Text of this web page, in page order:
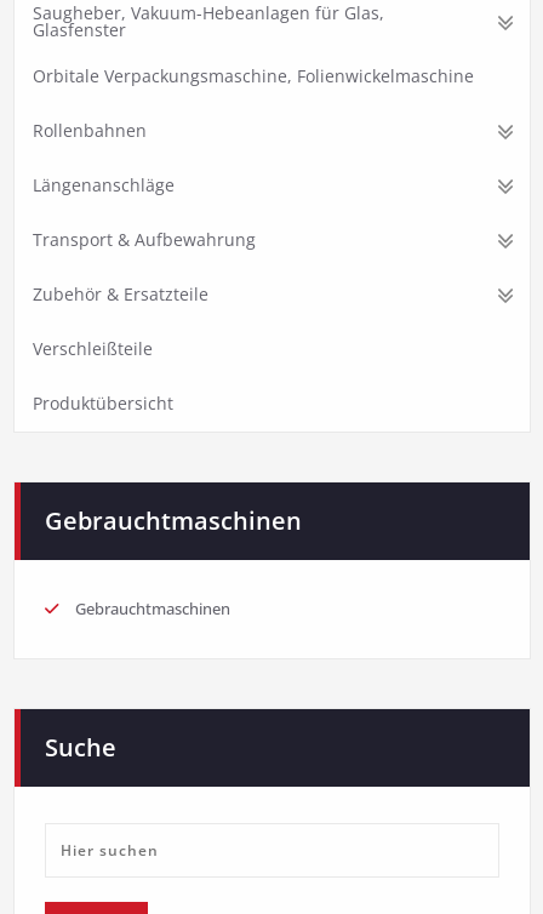
Saugheber, Vakuum-Hebeanlagen für Glas,
Glasfenster
Orbitale Verpackungsmaschine, Folienwickelmaschine
Rollenbahnen
Längenanschläge
Transport & Aufbewahrung
Zubehör & Ersatzteile
Verschleißteile
Produktübersicht
Gebrauchtmaschinen
Gebrauchtmaschinen
Suche